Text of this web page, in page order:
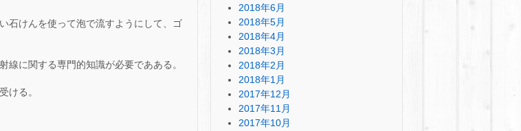
石けんを使って泡で流すようにして、ゴ
線に関する専門的知識が必要であある。
ける。
2018年6月
2018年5月
2018年4月
2018年3月
2018年2月
2018年1月
2017年12月
2017年11月
2017年10月